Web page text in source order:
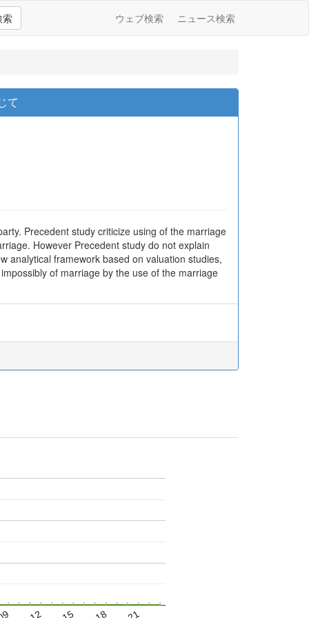
索 ウェブ検索 ニュース検索
て
Precedent study criticize using of the marriage
However Precedent study do not explain
analytical framework based on valuation studies,
of marriage by the use of the marriage